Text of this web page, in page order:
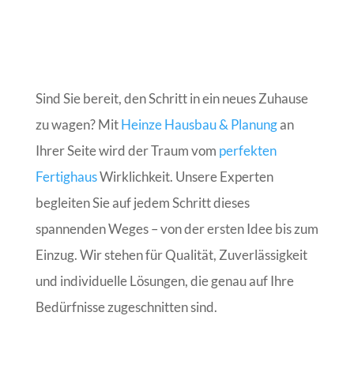
Sind Sie bereit, den Schritt in ein neues Zuhause
zu wagen? MitHeinze Hausbau & Planungan
Ihrer Seite wird der Traum vom perfekten
FertighausWirklichkeit. Unsere Experten
begleiten Sie auf jedem Schritt dieses
spannenden Weges – von der ersten Idee bis zum
Einzug. Wir stehen für Qualität, Zuverlässigkeit
und individuelle Lösungen, die genau auf Ihre
Bedürfnisse zugeschnitten sind.